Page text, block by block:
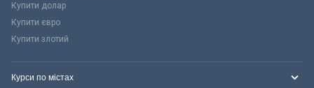
Купити долар
Купити євро
Купити злотий
Курси по містах